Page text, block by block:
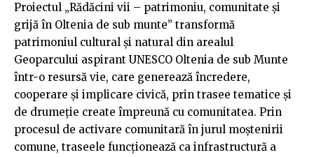
Proiectul „Rădăcini vii – patrimoniu, comunitate și
grijă în Oltenia de sub munte” transformă
patrimoniul cultural și natural din arealul
Geoparcului aspirant UNESCO Oltenia de sub Munte
într-o resursă vie, care generează încredere,
cooperare și implicare civică, prin trasee tematice și
de drumeție create împreună cu comunitatea. Prin
procesul de activare comunitară în jurul moștenirii
comune, traseele funcționează ca infrastructură a